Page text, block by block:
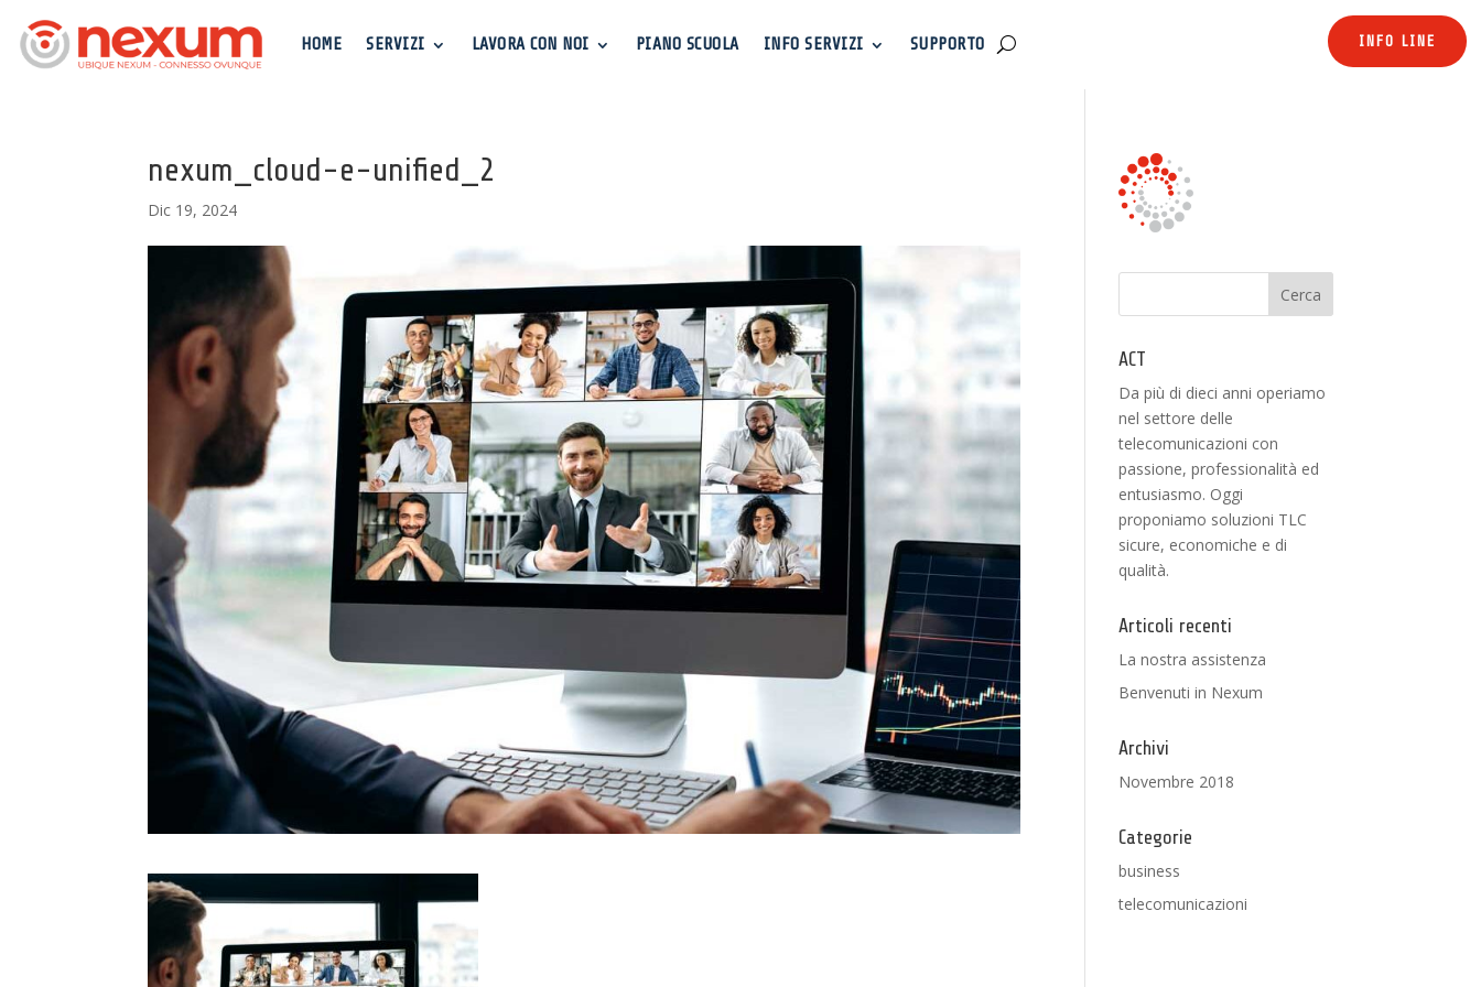
HOME SERVIZI LAVORA CON NOI PIANO SCUOLA INFO SERVIZI SUPPORTO INFO LINE
nexum_cloud-e-unified_2
Dic 19, 2024
ACT
Da più di dieci anni operiamo
nel settore delle
telecomunicazioni con
passione, professionalità ed
entusiasmo. Oggi
proponiamo soluzioni TLC
sicure, economiche e di
qualità.
Articoli recenti
La nostra assistenza
Benvenuti in Nexum
Archivi
Novembre 2018
Categorie
business
telecomunicazioni